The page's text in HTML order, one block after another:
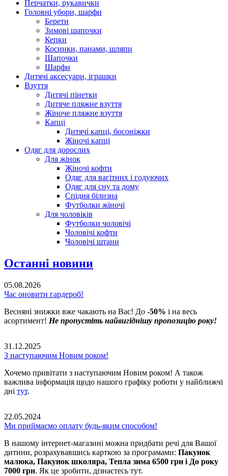
Перчатки, рукавички
Головні убори, шарфи
Берети
Зимові шапочки
Кепки
Косинки, панами, шляпи
Шапочки
Шарфи
Дитячі аксесуари, іграшки
Взуття
Дитячі пінетки
Дитяче пляжне взуття
Жіноче пляжне взуття
Капці
Дитячі капці, босоніжки
Жіночі капці
Одяг для дорослих
Для жінок
Жіночі кофти
Одяг для вагітних і годуючих
Одяг для сну та дому
Спідня білизна
Футболки жіночі
Для чоловіків
Футболки чоловічі
Чоловічі кофти
Чоловічі штани
Останні новини
05.08.2026
Час оновити гардероб!
Весняні знижки вже чакають на Вас! До -50% і на весь
асортимент! Не пропустіть найвигіднішу пропозицію року!
31.12.2025
З наступаючим Новим роком!
Хочемо привітати з наступаючим Новим роком! А також
важлива інформація щодо нашого графіку роботи у найближчі
дні тут.
22.05.2024
Ми приймаємо оплату будь-яким способом!
В нашому інтернет-магазині можна придбати речі для Вашої
дитини, розрахувавшись карткою за програмами: Пакунок
малюка, Пакунок школяра, Тепла зима 6500 грн і До року
7000 грн. Як це зробити, дізнаєтесь тут.